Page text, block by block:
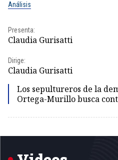
Análisis
Presenta:
Claudia Gurisatti
Dirige:
Claudia Gurisatti
Los sepultureros de la
Ortega-Murillo busca
1